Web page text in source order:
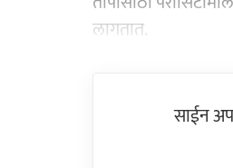
लागतात.
साईन